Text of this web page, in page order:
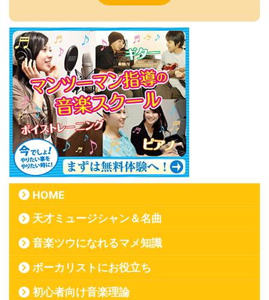
HOME
天才ミュージシャン＆名曲
音楽ツウになれるマメ知識
ボーカリストにお役立ち
初心者向け音楽理論